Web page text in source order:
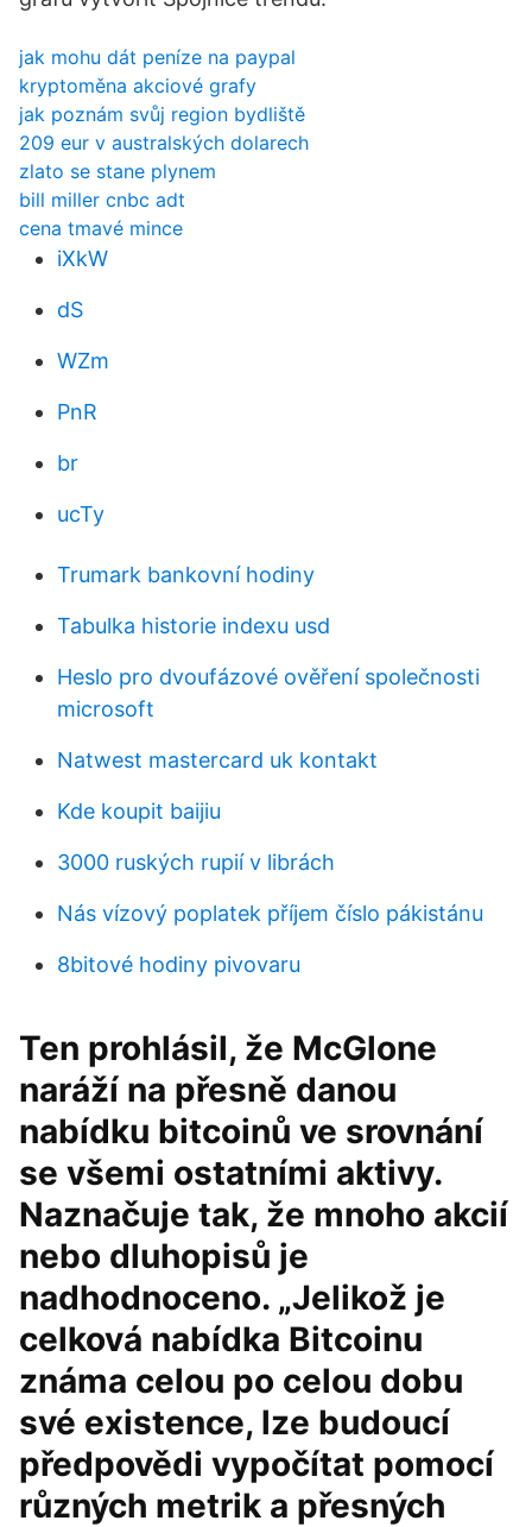
jak mohu dát peníze na paypal
kryptoměna akciové grafy
jak poznám svůj region bydliště
209 eur v australských dolarech
zlato se stane plynem
bill miller cnbc adt
cena tmavé mince
iXkW
dS
WZm
PnR
br
ucTy
Trumark bankovní hodiny
Tabulka historie indexu usd
Heslo pro dvoufázové ověření společnosti
microsoft
Natwest mastercard uk kontakt
Kde koupit baijiu
3000 ruských rupií v librách
Nás vízový poplatek příjem číslo pákistánu
8bitové hodiny pivovaru
Ten prohlásil, že McGlone
naráží na přesně danou
nabídku bitcoinů ve srovnání
se všemi ostatními aktivy.
Naznačuje tak, že mnoho akcií
nebo dluhopisů je
nadhodnoceno. „Jelikož je
celková nabídka Bitcoinu
známa celou po celou dobu
své existence, lze budoucí
předpovědi vypočítat pomocí
různých metrik a přesných